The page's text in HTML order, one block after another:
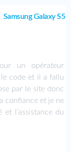
Samsung Galaxy S5
un opérateur
code et il a fallu
par le site donc
confiance et je ne
l’assistance du